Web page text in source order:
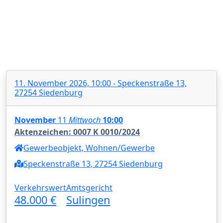
11. November 2026, 10:00 - Speckenstraße 13,
27254 Siedenburg
November 11 Mittwoch 10:00
Aktenzeichen: 0007 K 0010/2024
Gewerbeobjekt, Wohnen/Gewerbe
Speckenstraße 13, 27254 Siedenburg
Verkehrswert
48.000 €
Amtsgericht
Sulingen